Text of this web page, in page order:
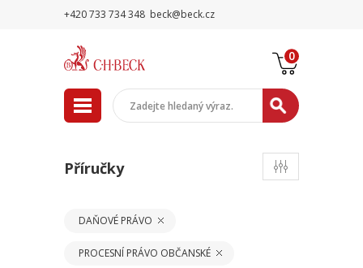
+420 733 734 348 beck@beck.cz
0
Příručky
DAŇOVÉ PRÁVO
PROCESNÍ PRÁVO OBČANSKÉ